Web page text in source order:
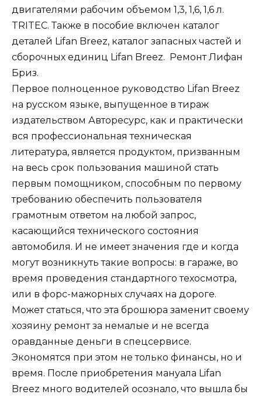
двигателями рабочим объемом 1,3, 1,6, 1,6 л.
TRITEC. Также в пособие включен каталог
деталей Lifan Breez, каталог запасных частей и
сборочных единиц Lifan Breez. Ремонт Лифан
Бриз.
Первое полноценное руководство Lifan Breez
на русском языке, выпущенное в тираж
издательством Авторесурс, как и практически
вся профессиональная техническая
литература, является продуктом, призванным
на весь срок пользования машиной стать
первым помощником, способным по первому
требованию обеспечить пользователя
грамотным ответом на любой запрос,
касающийся технического состояния
автомобиля. И не имеет значения где и когда
могут возникнуть такие вопросы: в гараже, во
время проведения стандартного техосмотра,
или в форс-мажорных случаях на дороге.
Может статься, что эта брошюра заменит своему
хозяину ремонт за немалые и не всегда
оравданные деньги в спецсервисе.
Экономятся при этом не только финансы, но и
время. После приобретения мануала Lifan
Breez много водителей осознало, что вышла бы